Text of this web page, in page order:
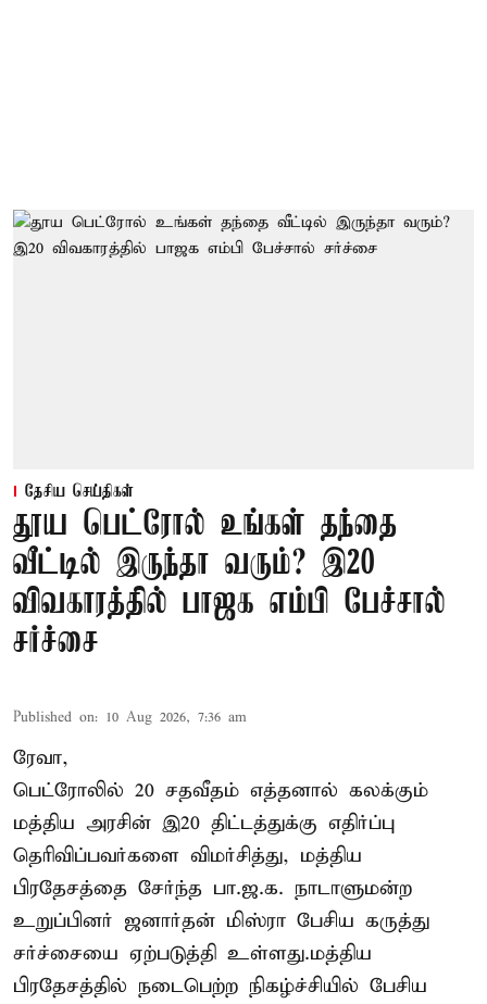
தேசிய செய்திகள்
தூய பெட்ரோல் உங்கள் தந்தை
வீட்டில் இருந்தா வரும்? இ20
விவகாரத்தில் பாஜக எம்பி பேச்சால்
சர்ச்சை
Published on: 10 Aug 2026, 7:36 am
ரேவா,
பெட்ரோலில் 20 சதவீதம் எத்தனால் கலக்கும்
மத்திய அரசின் இ20 திட்டத்துக்கு எதிர்ப்பு
தெரிவிப்பவர்களை விமர்சித்து, மத்திய
பிரதேசத்தை சேர்ந்த பா.ஜ.க. நாடாளுமன்ற
உறுப்பினர் ஜனார்தன் மிஸ்ரா பேசிய கருத்து
சர்ச்சையை ஏற்படுத்தி உள்ளது.மத்திய
பிரதேசத்தில் நடைபெற்ற நிகழ்ச்சியில் பேசிய